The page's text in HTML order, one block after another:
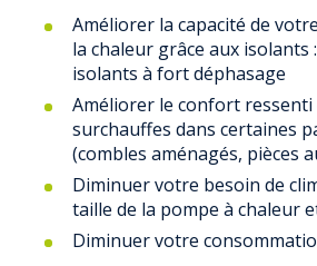
Améliorer la capacité de
la chaleur grâce aux isolants
isolants à fort déphasage
Améliorer le confort
surchauffes dans certaines
(combles aménagés, pièces
Diminuer votre besoin de
taille de la pompe à chaleur
Diminuer votre